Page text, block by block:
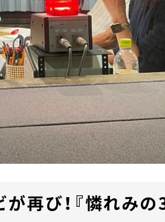
再び！『憐れみの